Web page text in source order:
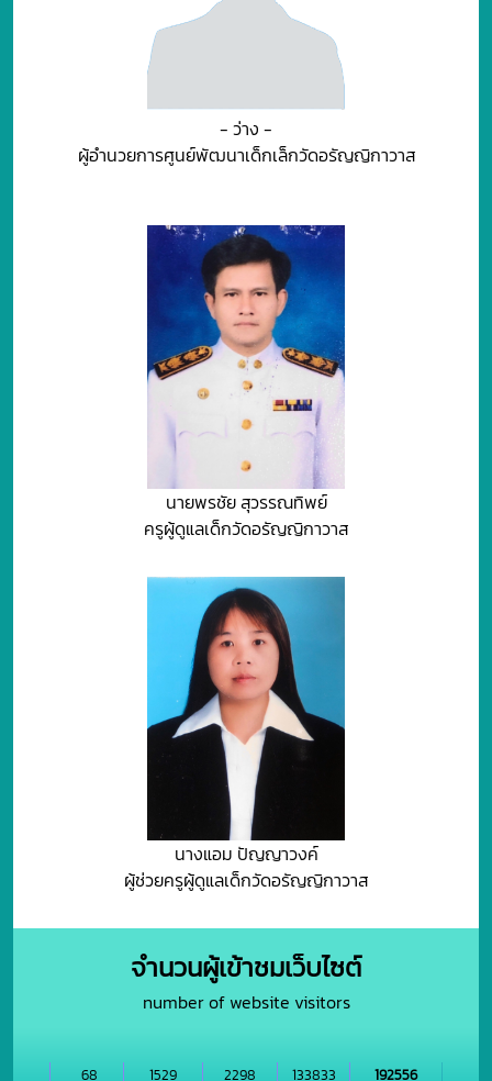
- ว่าง -
ผู้อำนวยการศูนย์พัฒนาเด็กเล็กวัดอรัญญิกาวาส
นายพรชัย สุวรรณทิพย์
ครูผู้ดูแลเด็กวัดอรัญญิกาวาส
นางแอม ปัญญาวงค์
ผู้ช่วยครูผู้ดูแลเด็กวัดอรัญญิกาวาส
จำนวนผู้เข้าชมเว็บไซต์
number of website visitors
68 1529 2298 133833 192556